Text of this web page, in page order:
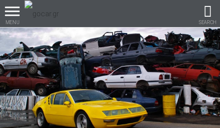
MENU SEARCH
Βρες τα πάντα για το
αυτοκίνητο!